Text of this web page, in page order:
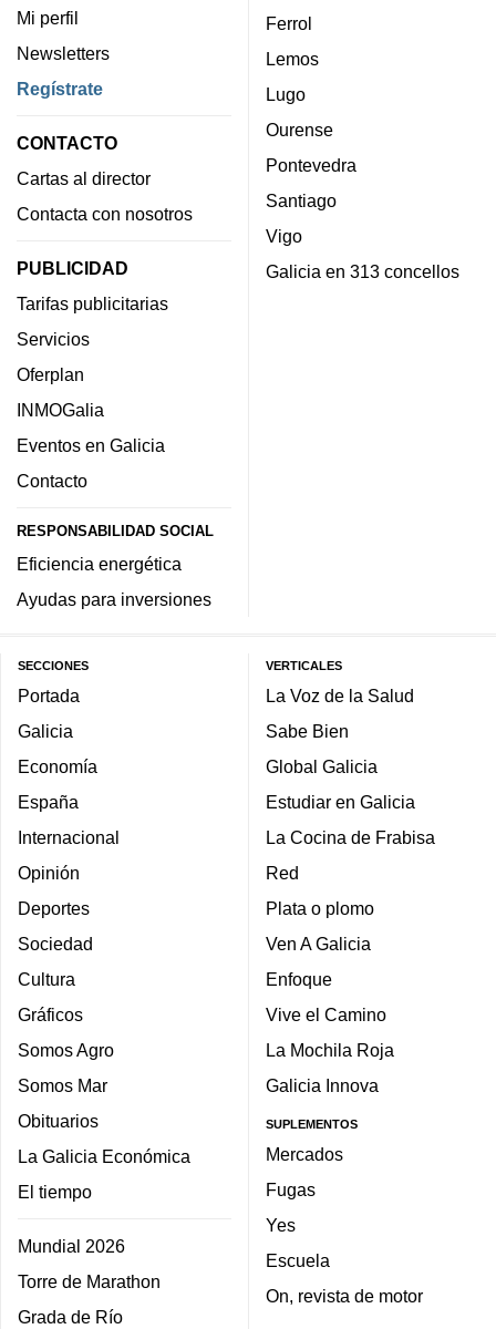
Mi perfil
Newsletters
Regístrate
CONTACTO
Cartas al director
Contacta con nosotros
PUBLICIDAD
Tarifas publicitarias
Servicios
Oferplan
INMOGalia
Eventos en Galicia
Contacto
RESPONSABILIDAD SOCIAL
Eficiencia energética
Ayudas para inversiones
Ferrol
Lemos
Lugo
Ourense
Pontevedra
Santiago
Vigo
Galicia en 313 concellos
SECCIONES
Portada
Galicia
Economía
España
Internacional
Opinión
Deportes
Sociedad
Cultura
Gráficos
Somos Agro
Somos Mar
Obituarios
La Galicia Económica
El tiempo
Mundial 2026
Torre de Marathon
Grada de Río
VERTICALES
La Voz de la Salud
Sabe Bien
Global Galicia
Estudiar en Galicia
La Cocina de Frabisa
Red
Plata o plomo
Ven A Galicia
Enfoque
Vive el Camino
La Mochila Roja
Galicia Innova
SUPLEMENTOS
Mercados
Fugas
Yes
Escuela
On, revista de motor